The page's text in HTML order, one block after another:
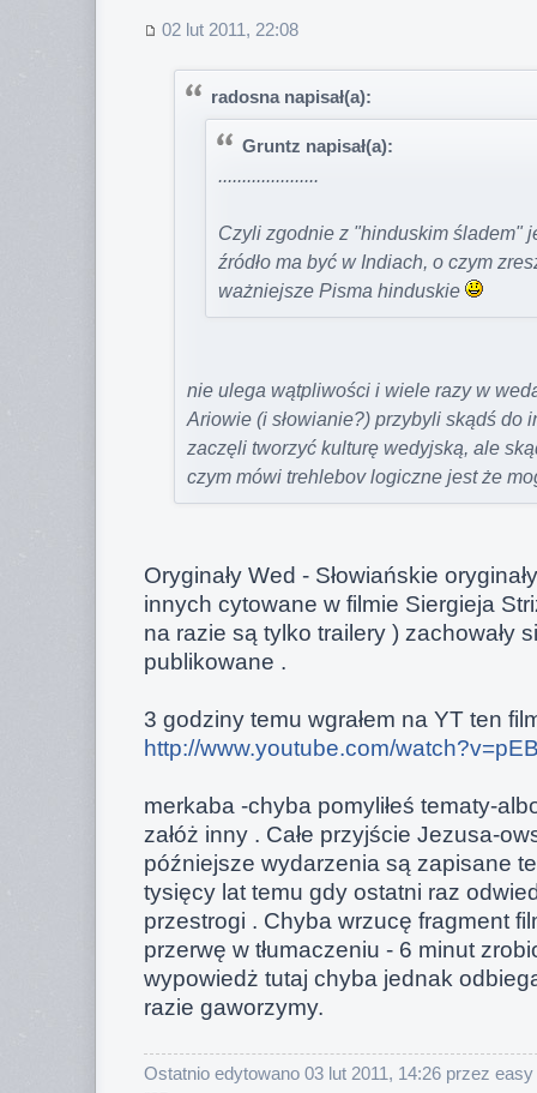
02 lut 2011, 22:08
radosna napisał(a):
Gruntz napisał(a):
.....................
Czyli zgodnie z "hinduskim śladem"
źródło ma być w Indiach, o czym
ważniejsze Pisma hinduskie
nie ulega wątpliwości i wiele razy w
Ariowie (i słowianie?) przybyli skądś do
zaczęli tworzyć kulturę wedyjską, ale
czym mówi trehlebov logiczne jest że
Oryginały Wed - Słowiańskie
innych cytowane w filmie Siergieja
na razie są tylko trailery ) zachowały
publikowane .
3 godziny temu wgrałem na YT ten
http://www.youtube.com/
merkaba -chyba pomyliłeś tematy-
załóż inny . Całe przyjście Jezusa-
późniejsze wydarzenia są zapisane
tysięcy lat temu gdy ostatni raz
przestrogi . Chyba wrzucę fragment
przerwę w tłumaczeniu - 6 minut
wypowiedż tutaj chyba jednak
razie gaworzymy.
Ostatnio edytowano 03 lut 2011, 14:26 przez